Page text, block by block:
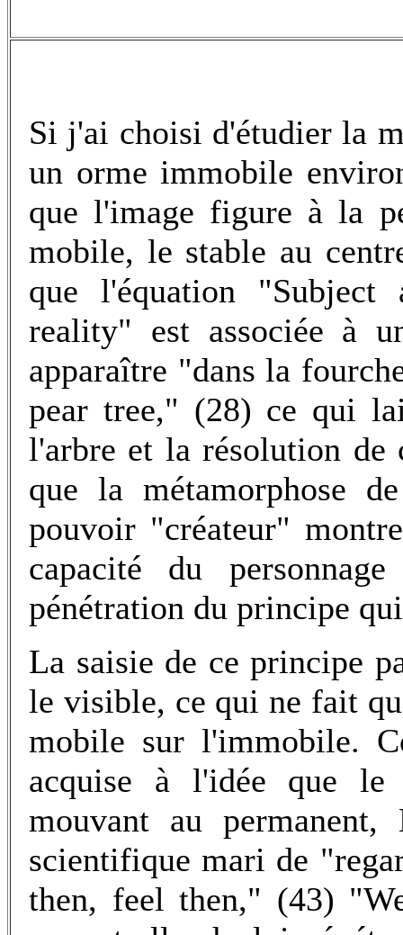
Si j'ai choisi d'étudier la
un orme immobile
que l'image figure à la
mobile, le stable au
que l'équation
reality" est associée à
apparaître "dans la
pear tree," (28) ce qui
l'arbre et la résolution de
que la métamorphose
pouvoir "créateur"
capacité du
pénétration du principe
La saisie de ce principe
le visible, ce qui ne fait
mobile sur l'immobile.
acquise à l'idée que
mouvant au
scientifique mari de
then, feel then," (43)